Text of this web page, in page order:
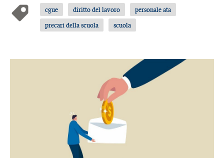
cgue diritto del lavoro
personale ata
precari della scuola
scuola